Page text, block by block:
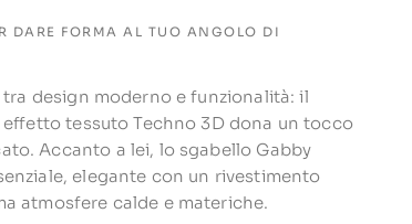
DARE FORMA AL TUO ANGOLO DI
design moderno e funzionalità: il
tessuto Techno 3D dona un tocco
Accanto a lei, lo sgabello Gabby
elegante con un rivestimento
atmosfere calde e materiche.